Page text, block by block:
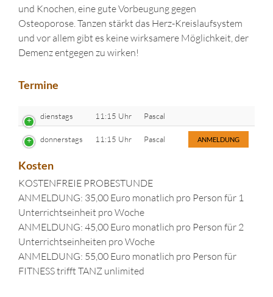
und Knochen, eine gute Vorbeugung gegen
Osteoporose. Tanzen stärkt das Herz-Kreislaufsystem
und vor allem gibt es keine wirksamere Möglichkeit, der
Demenz entgegen zu wirken!
Termine
dienstags 11:15 Uhr Pascal
donnerstags 11:15 Uhr Pascal ANMELDUNG
Kosten
KOSTENFREIE PROBESTUNDE
ANMELDUNG: 35,00 Euro monatlich pro Person für 1
Unterrichtseinheit pro Woche
ANMELDUNG: 45,00 Euro monatlich pro Person für 2
Unterrichtseinheiten pro Woche
ANMELDUNG: 55,00 Euro monatlich pro Person für
FITNESS trifft TANZ unlimited